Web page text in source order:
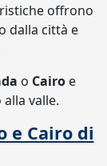
offrono
dalla città e
o Cairo e
valle.
e Cairo di